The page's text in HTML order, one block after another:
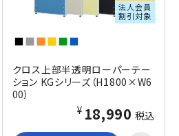
法人会員
割引対象
クロス上部半透明ローパーテー
ション KGシリーズ（H1800×W6
00）
¥18,990 税込